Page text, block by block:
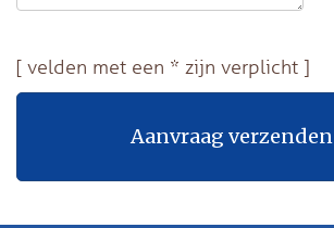
[ velden met een * zijn verplicht ]
Aanvraag verzenden